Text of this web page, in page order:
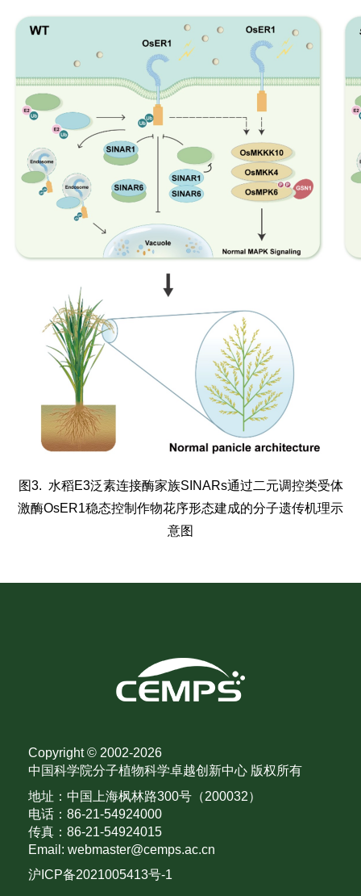
图3. 水稻E3泛素连接酶家族SINARs通过二元调控类受体
激酶OsER1稳态控制作物花序形态建成的分子遗传机理示
意图
Copyright © 2002-2026
中国科学院分子植物科学卓越创新中心 版权所有
地址：中国上海枫林路300号（200032）
电话：86-21-54924000
传真：86-21-54924015
Email: webmaster@cemps.ac.cn
沪ICP备2021005413号-1